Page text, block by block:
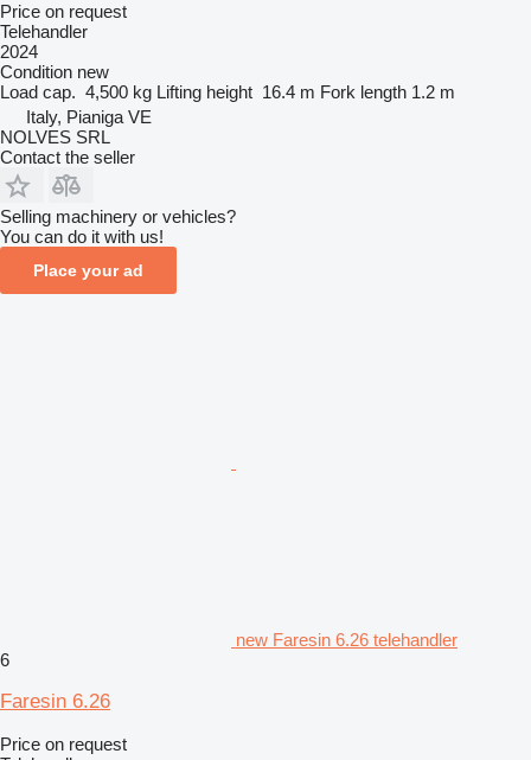
Price on request
Telehandler
2024
Condition new
Load cap. 4,500 kg Lifting height 16.4 m Fork length 1.2 m
Italy, Pianiga VE
NOLVES SRL
Contact the seller
Selling machinery or vehicles?
You can do it with us!
Place your ad
new Faresin 6.26 telehandler
6
Faresin 6.26
Price on request